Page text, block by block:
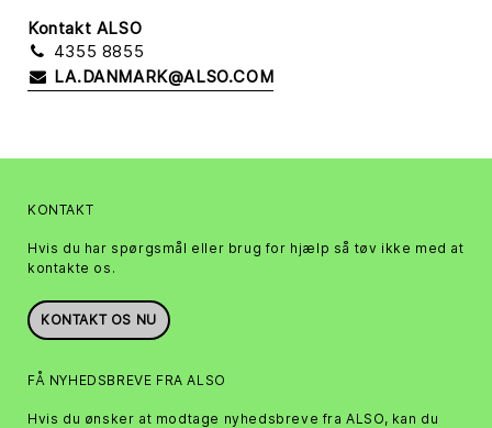
Kontakt ALSO
4355 8855
LA.DANMARK@ALSO.COM
KONTAKT
Hvis du har spørgsmål eller brug for hjælp så tøv ikke med at
kontakte os.
KONTAKT OS NU
FÅ NYHEDSBREVE FRA ALSO
Hvis du ønsker at modtage nyhedsbreve fra ALSO, kan du